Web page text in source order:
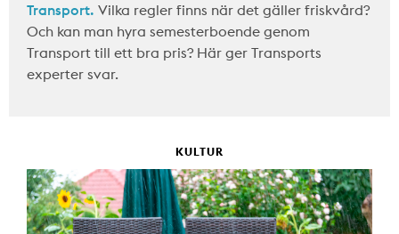
Transport. Vilka regler finns när det gäller friskvård?
Och kan man hyra semesterboende genom
Transport till ett bra pris? Här ger Transports
experter svar.
KULTUR